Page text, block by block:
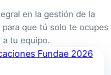
en la gestión de la
que tú solo te ocupes
a tu equipo.